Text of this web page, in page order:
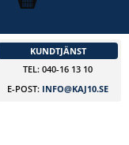
KUNDTJÄNST
TEL: 040-16 13 10
E-POST: INFO@KAJ10.SE